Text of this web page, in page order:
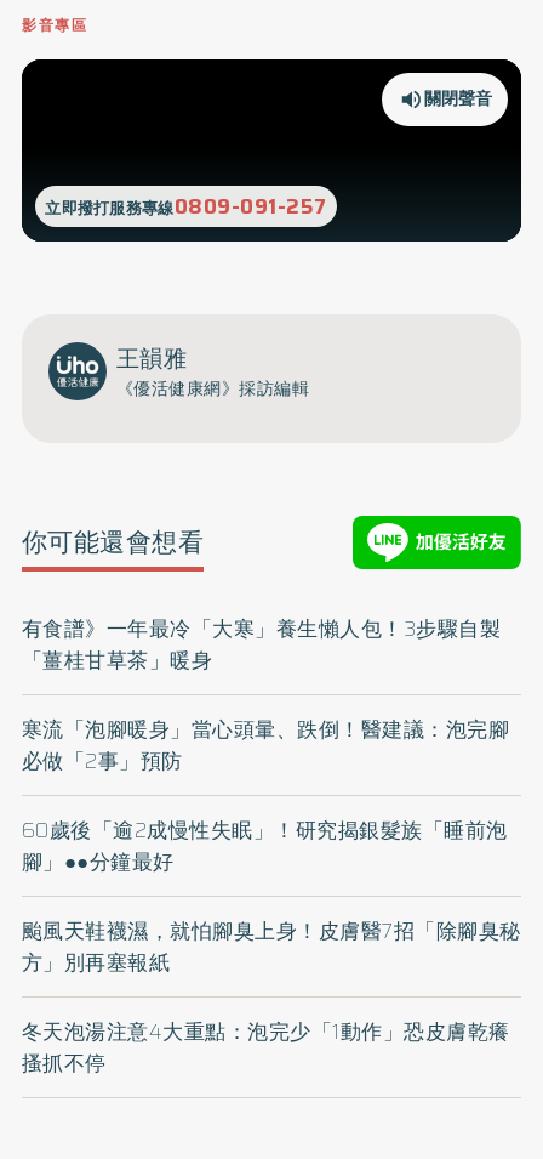
影音專區
立即撥打服務專線0809-091-257
關閉聲音
王韻雅
《優活健康網》採訪編輯
你可能還會想看
有食譜》一年最冷「大寒」養生懶人包！3步驟自製
「薑桂甘草茶」暖身
寒流「泡腳暖身」當心頭暈、跌倒！醫建議：泡完腳
必做「2事」預防
60歲後「逾2成慢性失眠」！研究揭銀髮族「睡前泡
腳」●●分鐘最好
颱風天鞋襪濕，就怕腳臭上身！皮膚醫7招「除腳臭秘
方」別再塞報紙
冬天泡湯注意4大重點：泡完少「1動作」恐皮膚乾癢
搔抓不停